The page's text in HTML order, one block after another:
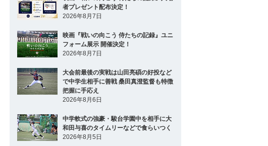
者プレゼント配布決定！
2026年8月7日
映画『戦いの向こう 侍たちの記録』ユニ
フォーム展示 開催決定！
2026年8月7日
大会前最後の実戦は山田亮碩の好投など
で中学生相手に善戦 桑田真澄監督も特徴
把握に手応え
2026年8月6日
中学軟式の強豪・駿台学園中を相手に大
和田与喜のタイムリーなどで食らいつく
2026年8月5日